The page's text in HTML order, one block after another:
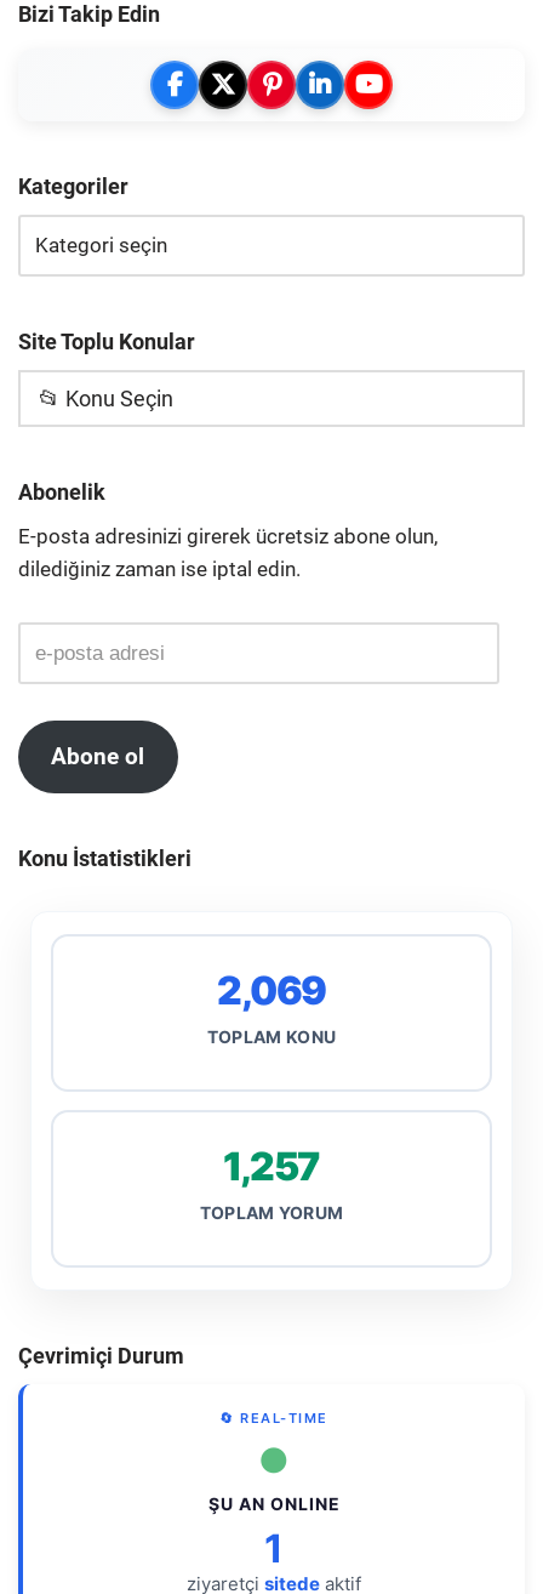
Bizi Takip Edin
Kategoriler
Site Toplu Konular
📂 Konu Seçin
Abonelik
E-posta adresinizi girerek ücretsiz abone olun,
dilediğiniz zaman ise iptal edin.
Abone ol
Konu İstatistikleri
2,069
TOPLAM KONU
1,257
TOPLAM YORUM
Çevrimiçi Durum
🔄 REAL-TIME
●
ŞU AN ONLINE
1
ziyaretçi sitede aktif